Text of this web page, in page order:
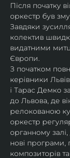
Після початку
оркестр був
Завдяки
колектив
видатними
Європи.
З початком
керівники
і Тарас Демко
до Львова, де
релокованою
оркестр
органному
нові програми,
композиторів